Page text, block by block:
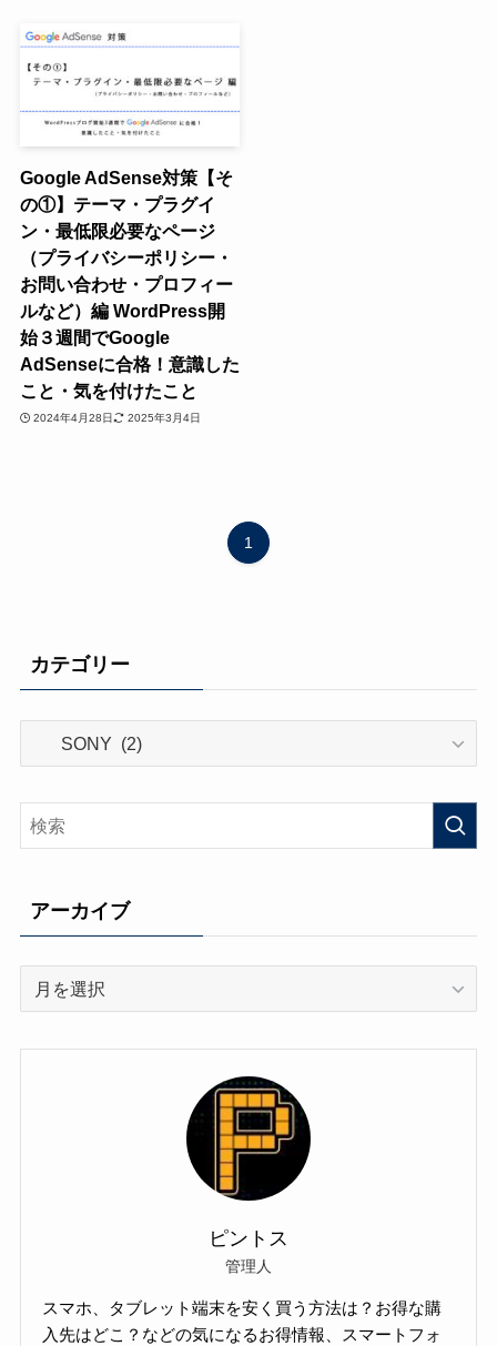
Google AdSense対策【そ
の①】テーマ・プラグイ
ン・最低限必要なページ
（プライバシーポリシー・
お問い合わせ・プロフィー
ルなど）編 WordPress開
始３週間でGoogle
AdSenseに合格！意識した
こと・気を付けたこと
2024年4月28日 2025年3月4日
1
カテゴリー
リ
ー
アーカイブ
ピントス
管理人
スマホ、タブレット端末を安く買う方法は？お得な購
入先はどこ？などの気になるお得情報、スマートフォ